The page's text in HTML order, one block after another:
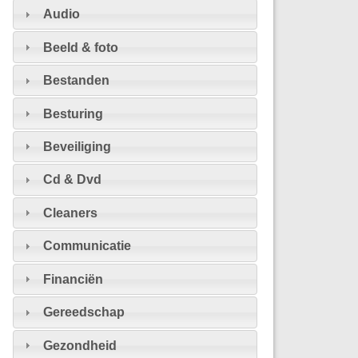
Audio
Beeld & foto
Bestanden
Besturing
Beveiliging
Cd & Dvd
Cleaners
Communicatie
Financiën
Gereedschap
Gezondheid